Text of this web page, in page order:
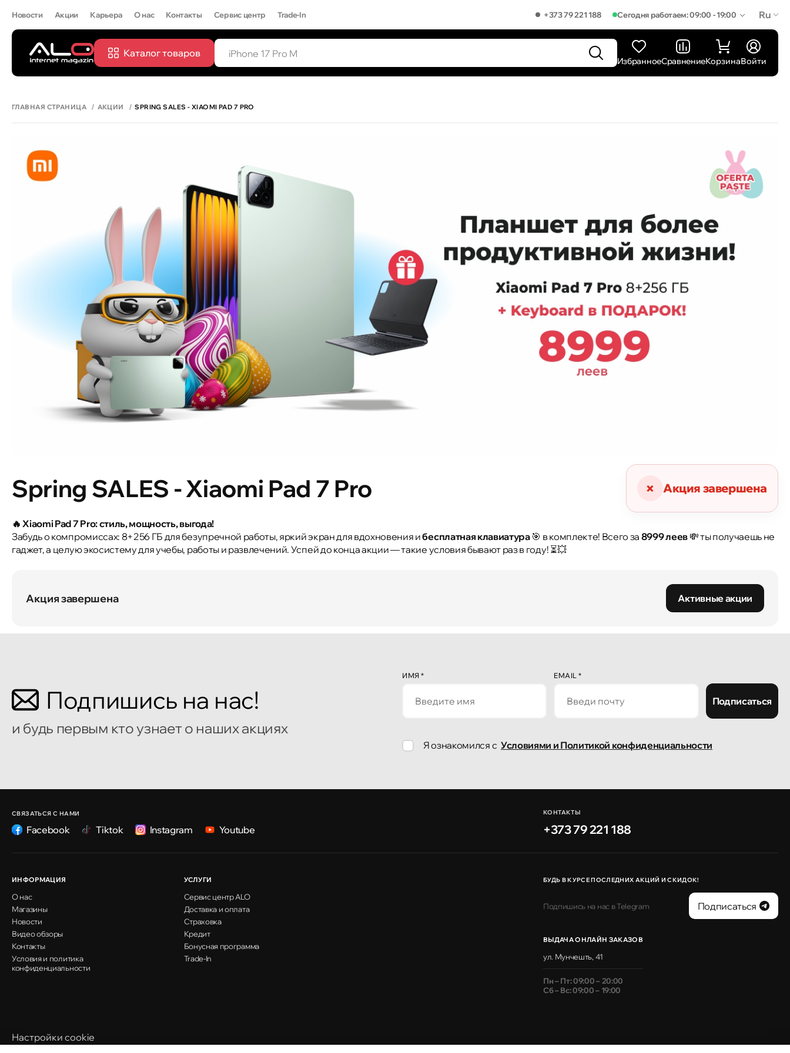
Новости Акции Карьера О нас Контакты Сервис центр Trade-In +373 79 221 188 Сегодня работаем: 09:00 - 19:00 Ru
Каталог товаров
ИзбранноеСравнениеКорзинаВойти
ГЛАВНАЯ СТРАНИЦА АКЦИИ SPRING SALES - XIAOMI PAD 7 PRO
Spring SALES - Xiaomi Pad 7 Pro × Акция завершена
🔥 Xiaomi Pad 7 Pro: стиль, мощность, выгода!
Забудь о компромиссах: 8+256 ГБ для безупречной работы, яркий экран для вдохновения ибесплатная клавиатура🎯 в комплекте! Всего за 8999 леев💸 ты получаешь не
гаджет, а целую экосистему для учебы, работы и развлечений. Успей до конца акции — такие условия бывают раз в году! ⏳💥
Акция завершена Активные акции
Подпишись на нас!
и будь первым кто узнает о наших акциях
ИМЯ * EMAIL*
Подписаться
Я ознакомился с Условиями и Политикой конфиденциальности
СВЯЗАТЬСЯ С НАМИ
Facebook Tiktok Instagram Youtube
КОНТАКТЫ
+373 79 221 188
ИНФОРМАЦИЯ
О нас
Магазины
Новости
Видео обзоры
Контакты
Условия и политика
конфиденциальности
УСЛУГИ
Сервис центр ALO
Доставка и оплата
Страховка
Кредит
Бонусная программа
Trade-In
БУДЬ В КУРСЕ ПОСЛЕДНИХ АКЦИЙ И СКИДОК!
Подпишись на нас в Telegram Подписаться
ВЫДАЧА ОНЛАЙН ЗАКАЗОВ
ул. Мунчешть, 41
Пн – Пт: 09:00 – 20:00
Сб – Вс: 09:00 – 19:00
Настройки cookie